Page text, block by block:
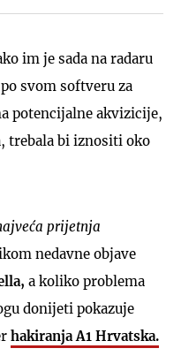
im je sada na radaru
svom softveru za
potencijalne akvizicije,
trebala bi iznositi oko
prijetnja
nedavne objave
a koliko problema
donijeti pokazuje
hakiranja A1 Hrvatska.